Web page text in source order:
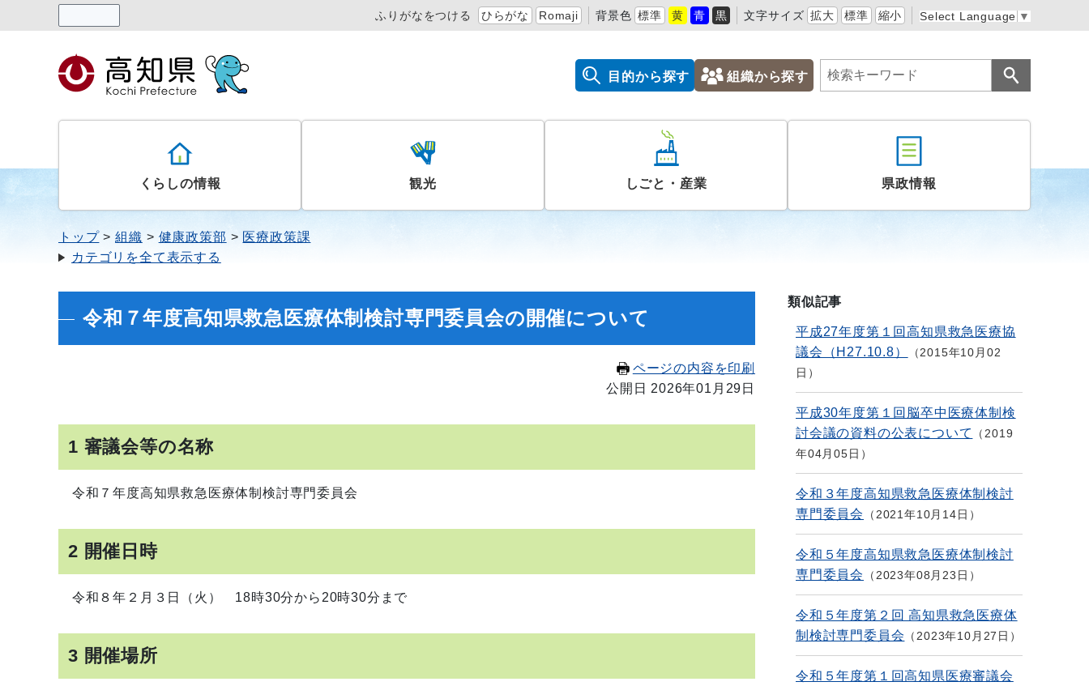
ふりがなをつける ひらがな Romaji 背景色 標準 黄 青 黒 文字サイズ 拡大 標準 縮小 Select Language ▼
目的から探す 組織から探す
くらしの情報 観光 しごと・産業 県政情報
トップ 組織 健康政策部
医療政策課
カテゴリを全て表示する
令和７年度高知県救急医療体制検討専門委員会の開催について
ページの内容を印刷
公開日 2026年01月29日
1 審議会等の名称
令和７年度高知県救急医療体制検討専門委員会
2 開催日時
令和８年２月３日（火） 18時30分から20時30分まで
3 開催場所
類似記事
平成27年度第１回高知県救急医療協
議会（H27.10.8）
2015年10月02
日
平成30年度第１回脳卒中医療体制検
討会議の資料の公表について
2019
年04月05日
令和３年度高知県救急医療体制検討
専門委員会
2021年10月14日
令和５年度高知県救急医療体制検討
専門委員会
2023年08月23日
令和５年度第２回 高知県救急医療体
制検討専門委員会
2023年10月27日
令和５年度第１回高知県医療審議会